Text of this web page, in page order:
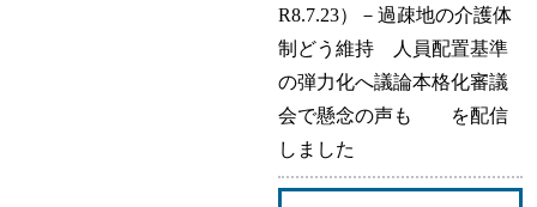
R8.7.23）－過疎地の介護体
制どう維持 人員配置基準
の弾力化へ議論本格化審議
会で懸念の声も を配信
しました